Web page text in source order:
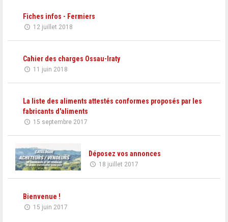
Fiches infos - Fermiers
12 juillet 2018
Cahier des charges Ossau-Iraty
11 juin 2018
La liste des aliments attestés conformes proposés par les
fabricants d'aliments
15 septembre 2017
Déposez vos annonces
18 juillet 2017
Bienvenue !
15 juin 2017